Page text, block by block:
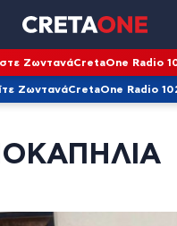
ΖωντανάCretaOne Radio
ΖωντανάCretaOne Radio